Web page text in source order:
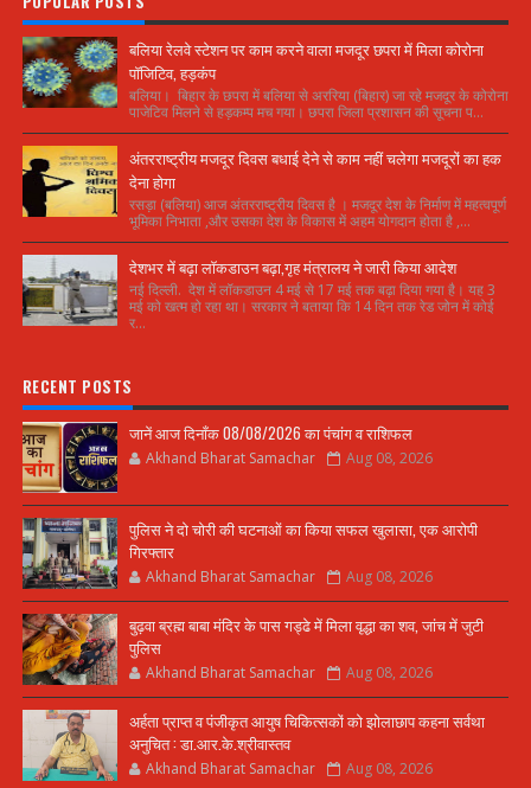
बलिया रेलवे स्टेशन पर काम करने वाला मजदूर छपरा में मिला कोरोना
पॉजिटिव, हड़कंप
बलिया। बिहार के छपरा में बलिया से अररिया (बिहार) जा रहे मजदूर के कोरोना
पाजेटिव मिलने से हड़कम्प मच गया। छपरा जिला प्रशासन की सूचना प...
अंतरराष्ट्रीय मजदूर दिवस बधाई देने से काम नहीं चलेगा मजदूरों का हक
देना होगा
रसड़ा (बलिया) आज अंतरराष्ट्रीय दिवस है । मजदूर देश के निर्माण में महत्वपूर्ण
भूमिका निभाता ,और उसका देश के विकास में अहम योगदान होता है ,...
देशभर में बढ़ा लॉकडाउन बढ़ा,गृह मंत्रालय ने जारी किया आदेश
नई दिल्ली. देश में लॉकडाउन 4 मई से 17 मई तक बढ़ा दिया गया है। यह 3
मई को खत्म हो रहा था। सरकार ने बताया कि 14 दिन तक रेड जोन में कोई
र...
RECENT POSTS
जानें आज दिनाँक 08/08/2026 का पंचांग व राशिफल
Akhand Bharat Samachar Aug 08, 2026
पुलिस ने दो चोरी की घटनाओं का किया सफल खुलासा, एक आरोपी
गिरफ्तार
Akhand Bharat Samachar Aug 08, 2026
बुढ़वा ब्रह्म बाबा मंदिर के पास गड्ढे में मिला वृद्धा का शव, जांच में जुटी
पुलिस
Akhand Bharat Samachar Aug 08, 2026
अर्हता प्राप्त व पंजीकृत आयुष चिकित्सकों को झोलाछाप कहना सर्वथा
अनुचित : डा.आर.के.श्रीवास्तव
Akhand Bharat Samachar Aug 08, 2026